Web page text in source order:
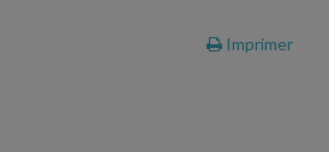
Imprimer